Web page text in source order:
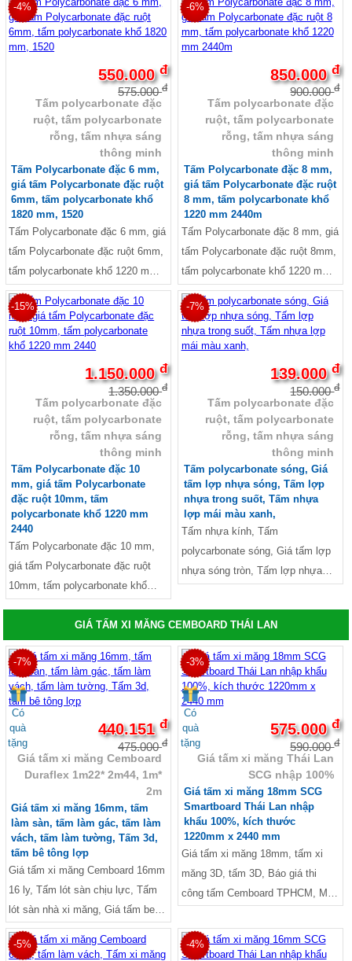
Tấm polycarbonate rỗng, tấm
nhựa thông minh, Báo giá tấm lợp
thông minh polycarbonat rỗng ruột
Cuôn dài 20m - 50m
Cuôn dài 20m - 50m
-4%
550.000đ
575.000đ
Tấm polycarbonate đặc
ruột, tấm polycarbonate
rỗng, tấm nhựa sáng
thông minh
Tấm Polycarbonate đặc 6 mm,
giá tấm Polycarbonate đặc ruột
6mm, tấm polycarbonate khổ
1820 mm, 1520
Tấm Polycarbonate đặc 6 mm, giá
tấm Polycarbonate đặc ruột 6mm,
tấm polycarbonate khổ 1220 mm,
1520 mm, 1820 mm, 2100 mm,
Cuôn dài 20m
-6%
850.000đ
900.000đ
Tấm polycarbonate đặc
ruột, tấm polycarbonate
rỗng, tấm nhựa sáng
thông minh
Tấm Polycarbonate đặc 8 mm,
giá tấm Polycarbonate đặc ruột
8 mm, tấm polycarbonate khổ
1220 mm 2440m
Tấm Polycarbonate đặc 8 mm, giá
tấm Polycarbonate đặc ruột 8mm,
tấm polycarbonate khổ 1220 mm
2440mm, Polycarbonate màu
trắng trong 8mm, nhựa kính
Polycarbonate
-15%
1.150.000đ
1.350.000đ
Tấm polycarbonate đặc
ruột, tấm polycarbonate
rỗng, tấm nhựa sáng
thông minh
Tấm Polycarbonate đặc 10
mm, giá tấm Polycarbonate
đặc ruột 10mm, tấm
polycarbonate khổ 1220 mm
2440
Tấm Polycarbonate đặc 10 mm,
giá tấm Polycarbonate đặc ruột
10mm, tấm polycarbonate khổ
màu trắng trong 10mm, nhựa kính
Polycarbonate
-7%
139.000đ
150.000đ
Tấm polycarbonate đặc
ruột, tấm polycarbonate
rỗng, tấm nhựa sáng
thông minh
Tấm polycarbonate sóng, Giá
tấm lợp nhựa sóng, Tấm lợp
nhựa trong suốt, Tấm nhựa
lợp mái màu xanh,
Tấm nhựa kính, Tấm
polycarbonate sóng, Giá tấm lợp
nhựa sóng tròn, Tấm lợp nhựa
sóng, Giá tấm lợp nhựa sóng,
Tấm lợp nhựa trong suốt, Tấm
nhựa lợp mái màu xanh
GIÁ TẤM XI MĂNG CEMBOARD THÁI LAN
-7%
Có
quà
tặng
440.151đ
475.000đ
Giá tấm xi măng Cemboard
Duraflex 1m22* 2m44, 1m*
2m
Giá tấm xi măng 16mm, tấm
làm sàn, tấm làm gác, tấm làm
vách, tấm làm tường, Tấm 3d,
tấm bê tông lợp
Giá tấm xi măng Cemboard 16mm
16 ly, Tấm lót sàn chịu lực, Tấm
lót sàn nhà xi măng, Giá tấm be
tông nhẹ lót sàn, Bảng giá tấm xi
măng lót sàn, Tấm lót sàn gác
-3%
Có
quà
tặng
575.000đ
590.000đ
Giá tấm xi măng Thái Lan
SCG nhập 100%
Giá tấm xi măng 18mm SCG
Smartboard Thái Lan nhập
khẩu 100%, kích thước
1220mm x 2440 mm
Giá tấm xi măng 18mm, tấm xi
măng 3D, tấm 3D, Báo giá thi
công tấm Cemboard TPHCM, Mua
Cemboard tại Tphcm, Báo giá tấm
sàn be tông siêu nhẹ, giá tấm xi
-5% -4%